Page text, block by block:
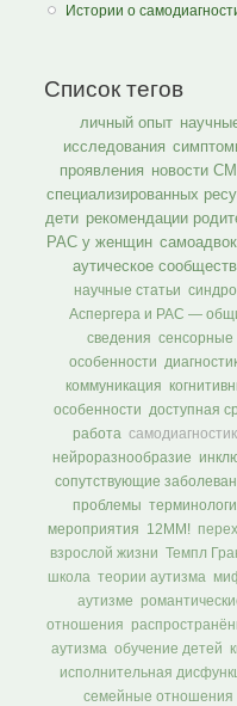
Истории о
Список тегов
личный опыт
исследования
проявления новости
специализированных
дети рекомендации
РАС у женщин
аутическое
научные статьи
Аспергера и РАС —
сведения сенсорные
особенности
коммуникация
особенности доступная
работа
нейроразнообразие
сопутствующие
проблемы
мероприятия 12ММ!
взрослой жизни
Темпл
школа теории аутизма
аутизме
отношения
аутизма обучение детей
исполнительная
семейные отношения